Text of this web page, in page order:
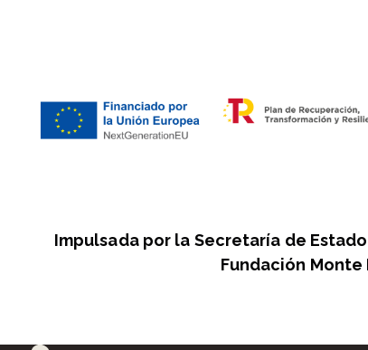
Impulsada por la Secretaría de
Fundación Monte